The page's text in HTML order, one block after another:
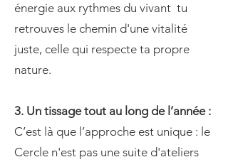
énergie aux rythmes du vivant tu
retrouves le chemin d'une vitalité
juste, celle qui respecte ta propre
nature.
​3. Un tissage tout au long de l’année :
C’est là que l’approche est unique : le
Cercle n'est pas une suite d'ateliers